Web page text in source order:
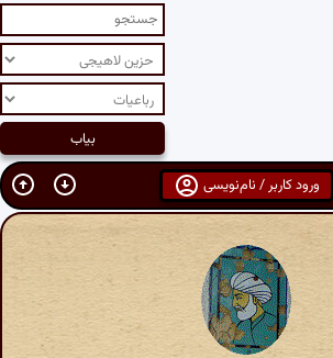
ورود کاربر / نام‌نویسی